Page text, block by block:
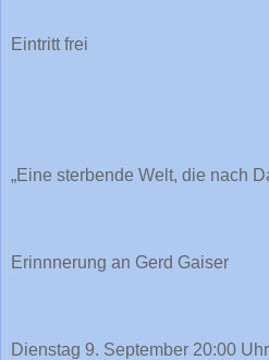
Eintritt frei
„Eine sterbende Welt, die nach
Erinnnerung an Gerd Gaiser
Dienstag 9. September 20:00